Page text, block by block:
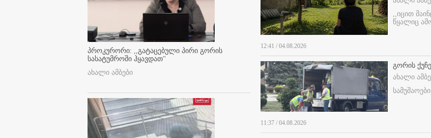
პროკურორი: ,,გატაცებული პირი გორის
სასატუმროში ჰყავდათ''
ახალი ამბები
,,იცით
წყალიც
12:41 / 04.08.2026
გორის
ახალი
11:37 / 04.08.2026